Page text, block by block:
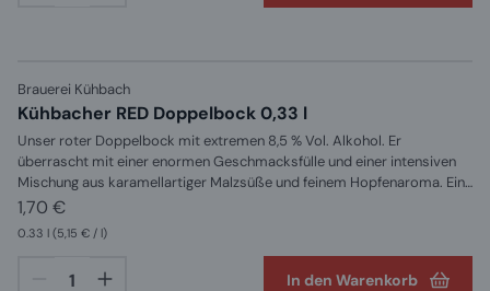
Brauerei Kühbach
Kühbacher RED Doppelbock 0,33 l
Unser roter Doppelbock mit extremen 8,5 % Vol. Alkohol. Er
überrascht mit einer enormen Geschmacksfülle und einer intensiven
Mischung aus karamellartiger Malzsüße und feinem Hopfenaroma. Ein
außergewöhnliches Erlebnis für Feinschmecker!
1,70 €
0.33 l (5,15 € / l)
In den Warenkorb